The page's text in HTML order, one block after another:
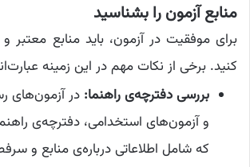
منابع آزمون را بشناسید
برای موفقیت در آزمون، باید منابع معتبر
کنید. برخی از نکات مهم در این زمینه
بررسی دفترچه‌ی راهنما: در آزمون‌های
و آزمون‌های استخدامی، دفترچه‌ی
که شامل اطلاعاتی درباره‌ی منابع و